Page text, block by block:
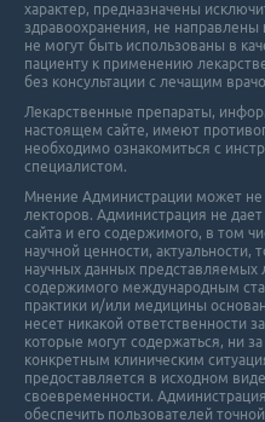
характер, предназначены
здравоохранения, не
не могут быть использованы в
пациенту к применению
без консультации с лечащим
Лекарственные препараты,
настоящем сайте, имеют
необходимо ознакомиться с
специалистом.
Мнение Администрации может не
лекторов. Администрация не
cайта и его cодержимого, в том
научной ценности, актуальности,
научных данных представляемых
содержимого международным
практики и/или медицины
несет никакой ответственности
которые могут содержаться, ни
конкретным клиническим
предоставляется в исходном
своевременности.
обеспечить пользователей